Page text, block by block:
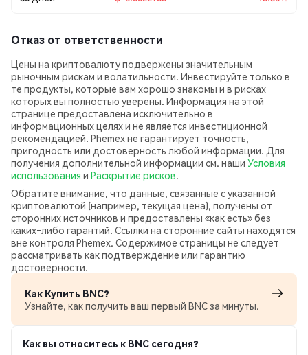
Отказ от ответственности
Цены на криптовалюту подвержены значительным
рыночным рискам и волатильности. Инвестируйте только в
те продукты, которые вам хорошо знакомы и в рисках
которых вы полностью уверены. Информация на этой
странице предоставлена исключительно в
информационных целях и не является инвестиционной
рекомендацией. Phemex не гарантирует точность,
пригодность или достоверность любой информации. Для
получения дополнительной информации см. наши Условия
использования и Раскрытие рисков.
Обратите внимание, что данные, связанные с указанной
криптовалютой (например, текущая цена), получены от
сторонних источников и предоставлены «как есть» без
каких‑либо гарантий. Ссылки на сторонние сайты находятся
вне контроля Phemex. Содержимое страницы не следует
рассматривать как подтверждение или гарантию
достоверности.
Как Купить BNC?
Узнайте, как получить ваш первый BNC за минуты.
Как вы относитесь к BNC сегодня?